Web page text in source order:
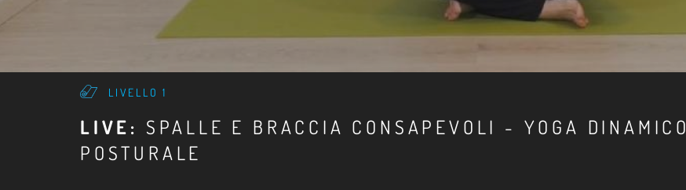
LIVELLO 1
LIVE: SPALLE E BRACCIA CONSAPEVOLI - YOGA DINAMICO
POSTURALE